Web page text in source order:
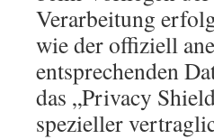
Verarbeitung
wie der offiziell
entsprechenden
das „Privacy
spezieller